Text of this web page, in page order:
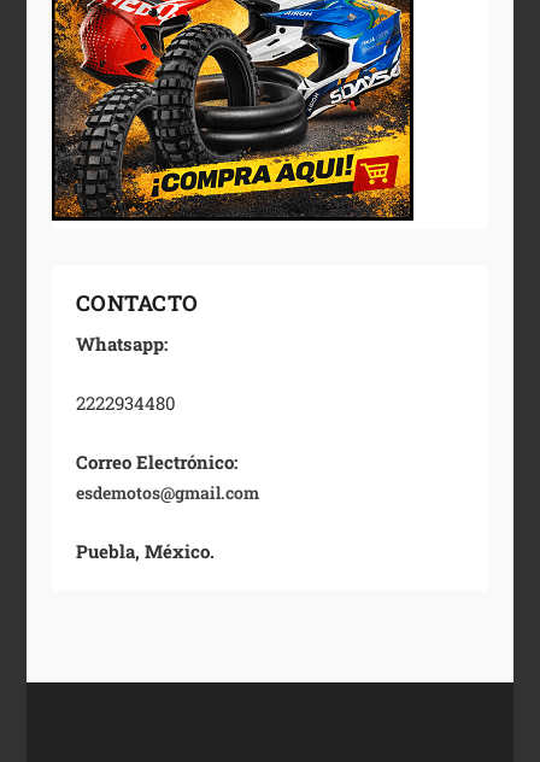
CONTACTO
Whatsapp:
2222934480
Correo Electrónico:
esdemotos@gmail.com
Puebla, México.